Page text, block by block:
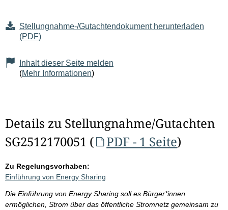
Stellungnahme-/Gutachtendokument herunterladen
(PDF)
Inhalt dieser Seite melden
(Mehr Informationen)
Details zu Stellungnahme/Gutachten
SG2512170051 (
PDF - 1 Seite)
Zu Regelungsvorhaben:
Einführung von Energy Sharing
Die Einführung von Energy Sharing soll es Bürger*innen
ermöglichen, Strom über das öffentliche Stromnetz gemeinsam zu